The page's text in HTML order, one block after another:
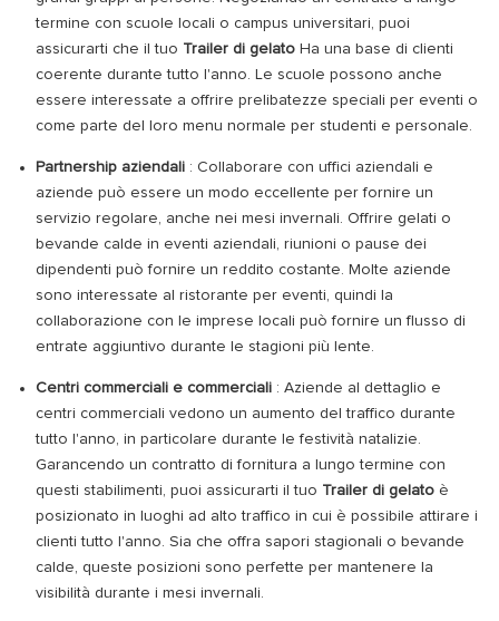
termine con scuole locali o campus universitari, puoi
assicurarti che il tuo Trailer di gelato Ha una base di clienti
coerente durante tutto l'anno. Le scuole possono anche
essere interessate a offrire prelibatezze speciali per eventi o
come parte del loro menu normale per studenti e personale.
Partnership aziendali : Collaborare con uffici aziendali e
aziende può essere un modo eccellente per fornire un
servizio regolare, anche nei mesi invernali. Offrire gelati o
bevande calde in eventi aziendali, riunioni o pause dei
dipendenti può fornire un reddito costante. Molte aziende
sono interessate al ristorante per eventi, quindi la
collaborazione con le imprese locali può fornire un flusso di
entrate aggiuntivo durante le stagioni più lente.
Centri commerciali e commerciali : Aziende al dettaglio e
centri commerciali vedono un aumento del traffico durante
tutto l'anno, in particolare durante le festività natalizie.
Garancendo un contratto di fornitura a lungo termine con
questi stabilimenti, puoi assicurarti il ​​tuo Trailer di gelato è
posizionato in luoghi ad alto traffico in cui è possibile attirare i
clienti tutto l'anno. Sia che offra sapori stagionali o bevande
calde, queste posizioni sono perfette per mantenere la
visibilità durante i mesi invernali.